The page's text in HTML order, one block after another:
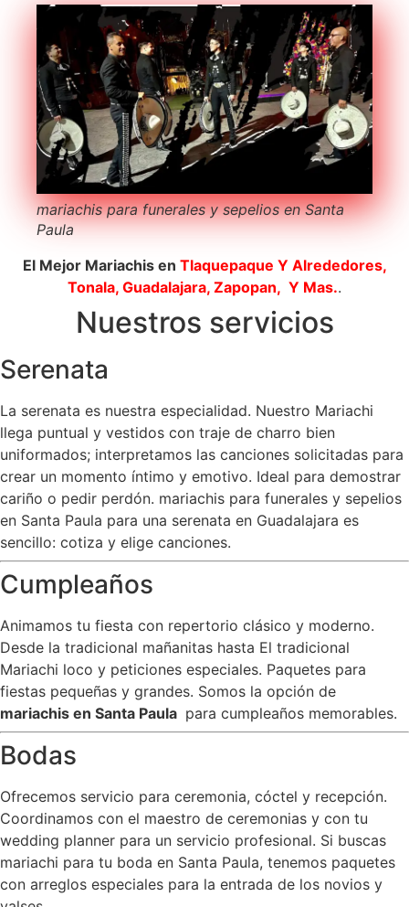
mariachis para funerales y sepelios en Santa
Paula
El Mejor Mariachis en Tlaquepaque Y Alrededores,
Tonala, Guadalajara, Zapopan, Y Mas..
Nuestros servicios
Serenata
La serenata es nuestra especialidad. Nuestro Mariachi
llega puntual y vestidos con traje de charro bien
uniformados; interpretamos las canciones solicitadas para
crear un momento íntimo y emotivo. Ideal para demostrar
cariño o pedir perdón. mariachis para funerales y sepelios
en Santa Paula para una serenata en Guadalajara es
sencillo: cotiza y elige canciones.
Cumpleaños
Animamos tu fiesta con repertorio clásico y moderno.
Desde la tradicional mañanitas hasta El tradicional
Mariachi loco y peticiones especiales. Paquetes para
fiestas pequeñas y grandes. Somos la opción de
mariachis en Santa Paula para cumpleaños memorables.
Bodas
Ofrecemos servicio para ceremonia, cóctel y recepción.
Coordinamos con el maestro de ceremonias y con tu
wedding planner para un servicio profesional. Si buscas
mariachi para tu boda en Santa Paula, tenemos paquetes
con arreglos especiales para la entrada de los novios y